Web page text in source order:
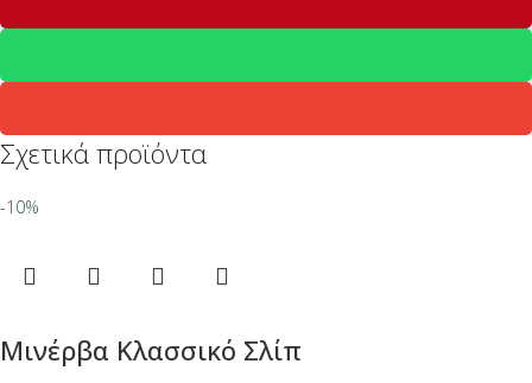
Σχετικά προϊόντα
-10%
Μινέρβα Κλασσικό Σλίπ